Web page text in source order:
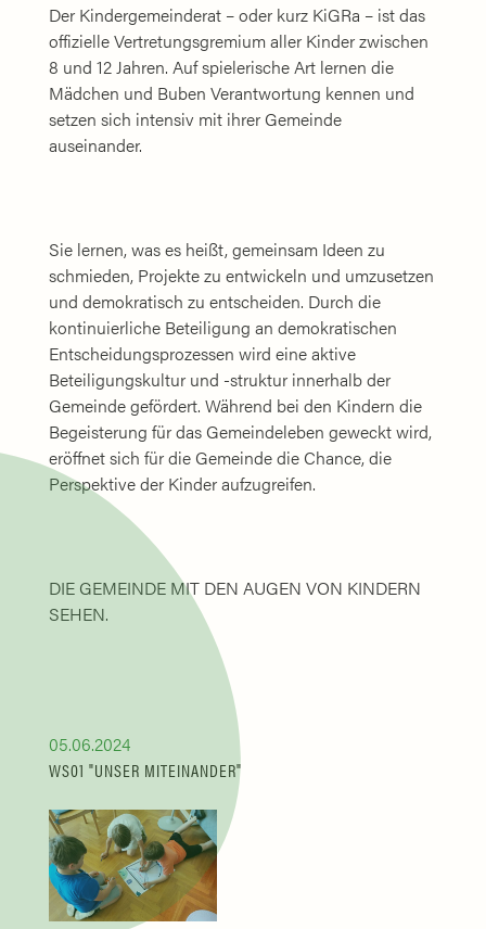
Der Kindergemeinderat – oder kurz KiGRa – ist das
offizielle Vertretungsgremium aller Kinder zwischen
8 und 12 Jahren. Auf spielerische Art lernen die
Mädchen und Buben Verantwortung kennen und
setzen sich intensiv mit ihrer Gemeinde
auseinander.
Sie lernen, was es heißt, gemeinsam Ideen zu
schmieden, Projekte zu entwickeln und umzusetzen
und demokratisch zu entscheiden. Durch die
kontinuierliche Beteiligung an demokratischen
Entscheidungsprozessen wird eine aktive
Beteiligungskultur und -struktur innerhalb der
Gemeinde gefördert. Während bei den Kindern die
Begeisterung für das Gemeindeleben geweckt wird,
eröffnet sich für die Gemeinde die Chance, die
Perspektive der Kinder aufzugreifen.
DIE GEMEINDE MIT DEN AUGEN VON KINDERN
SEHEN.
05.06.2024
WS01 "UNSER MITEINANDER"